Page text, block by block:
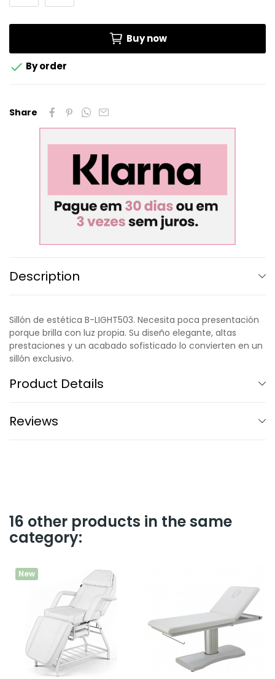
Buy now
 By order
Share
Description
Sillón de estética B-LIGHT503. Necesita poca presentación
porque brilla con luz propia. Su diseño elegante, altas
prestaciones y un acabado sofisticado lo convierten en un
sillón exclusivo.
Product Details
Reviews
16 other products in the same
category:
New